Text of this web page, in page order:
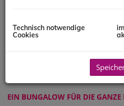
EIN BUNGALOW FÜR DIE GANZE
Technisch notwendige
Cookies